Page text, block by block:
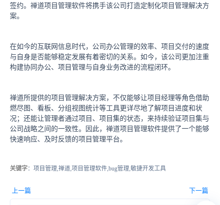
签约。禅道项目管理软件将携手该公司打造定制化项目管理解决方
案。
在如今的互联网信息时代，公司办公管理的效率、项目交付的速度
与自身是否能够稳定发展有着密切的关系。如今，该公司更加注重
构建协同办公、项目管理与自身业务改进的流程闭环。
禅道所提供的项目管理解决方案，不仅能够让项目经理等角色借助
燃尽图、看板、分组视图统计等工具更详尽地了解项目进度和状
况；还能让管理者通过项目、项目集的状态，来持续验证项目集与
公司战略之间的一致性。因此，禅道项目管理软件提供了一个能够
快速响应、及时反馈的项目管理平台。
关键字：项目管理,禅道,项目管理软件,bug管理,敏捷开发工具
上一篇 下一篇